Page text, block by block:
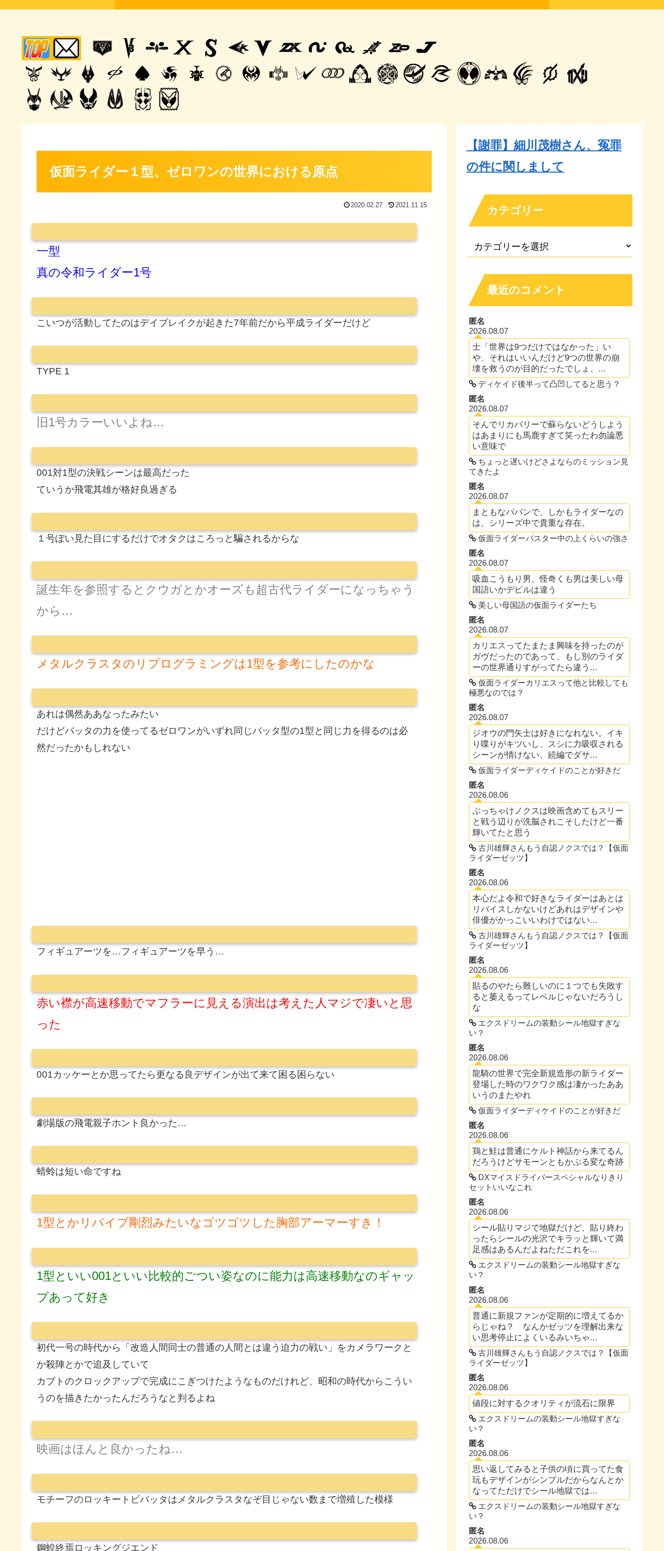
仮面ライダー１型、ゼロワンの世界における原点
2020.02.27 2021.11.15
一型
真の令和ライダー1号
こいつが活動してたのはデイブレイクが起きた7年前だから平成ライダーだけど
TYPE 1
旧1号カラーいいよね…
001対1型の決戦シーンは最高だった
ていうか飛電其雄が格好良過ぎる
１号ぽい見た目にするだけでオタクはころっと騙されるからな
誕生年を参照するとクウガとかオーズも超古代ライダーになっちゃう
から…
メタルクラスタのリプログラミングは1型を参考にしたのかな
あれは偶然ああなったみたい
だけどバッタの力を使ってるゼロワンがいずれ同じバッタ型の1型と同じ力を得るのは必
然だったかもしれない
フィギュアーツを…フィギュアーツを早う…
赤い襟が高速移動でマフラーに見える演出は考えた人マジで凄いと思
った
001カッケーとか思ってたら更なる良デザインが出て来て困る困らない
劇場版の飛電親子ホント良かった…
蜻蛉は短い命ですね
1型とかリバイブ剛烈みたいなゴツゴツした胸部アーマーすき！
1型といい001といい比較的ごつい姿なのに能力は高速移動なのギャッ
プあって好き
初代一号の時代から「改造人間同士の普通の人間とは違う迫力の戦い」をカメラワークと
か殺陣とかで追及していて
カブトのクロックアップで完成にこぎつけたようなものだけれど、昭和の時代からこうい
うのを描きたかったんだろうなと判るよね
映画はほんと良かったね…
モチーフのロッキートビバッタはメタルクラスタなぞ目じゃない数まで増殖した模様
鋼蝗終焉ロッキングジエンド
【謝罪】細川茂樹さん、冤罪
の件に関しまして
カテゴリー
最近のコメント
匿名
2026.08.07
士「世界は9つだけではなかった」い
や、それはいいんだけど9つの世界の崩
壊を救うのが目的だったでしょ、...
ディケイド後半って凸凹してると思う？
匿名
2026.08.07
そんでリカバリーで蘇らないどうしよう
はあまりにも馬鹿すぎて笑ったわ勿論悪
い意味で
ちょっと遅いけどさよならのミッション見
てきたよ
匿名
2026.08.07
まともなパパンで、しかもライダーなの
は、シリーズ中で貴重な存在。
仮面ライダーバスター中の上くらいの強さ
匿名
2026.08.07
吸血こうもり男、怪奇くも男は美しい母
国語いかデビルは違う
美しい母国語の仮面ライダーたち
匿名
2026.08.07
カリエスってたまたま興味を持ったのが
ガヴだったのであって、もし別のライダ
ーの世界通りすがってたら違う...
仮面ライダーカリエスって他と比較しても
極悪なのでは？
匿名
2026.08.07
ジオウの門矢士は好きになれない。イキ
り喋りがキツいし、スシに力吸収される
シーンが情けない、続編でダサ...
仮面ライダーディケイドのことが好きだ
匿名
2026.08.06
ぶっちゃけノクスは映画含めてもスリー
と戦う辺りが洗脳されこそしたけど一番
輝いてたと思う
古川雄輝さんもう自認ノクスでは？【仮面
ライダーゼッツ】
匿名
2026.08.06
本心だよ令和で好きなライダーはあとは
リバイスしかないけどあれはデザインや
俳優がかっこいいわけではない...
古川雄輝さんもう自認ノクスでは？【仮面
ライダーゼッツ】
匿名
2026.08.06
貼るのやたら難しいのに１つでも失敗す
ると萎えるってレベルじゃないだろうし
な
エクスドリームの装動シール地獄すぎな
い？
匿名
2026.08.06
龍騎の世界で完全新規造形の新ライダー
登場した時のワクワク感は凄かったああ
いうのまたやれ
仮面ライダーディケイドのことが好きだ
匿名
2026.08.06
鶏と鮭は普通にケルト神話から来てるん
だろうけどサモーンともかぶる変な奇跡
DXマイスドライバースペシャルなりきり
セットいいなこれ
匿名
2026.08.06
シール貼りマジで地獄だけど、貼り終わ
ったらシールの光沢でキラッと輝いて満
足感はあるんだよねただこれを...
エクスドリームの装動シール地獄すぎな
い？
匿名
2026.08.06
普通に新規ファンが定期的に増えてるか
らじゃね？ なんかゼッツを理解出来な
い思考停止によくいるみいちゃ...
古川雄輝さんもう自認ノクスでは？【仮面
ライダーゼッツ】
匿名
2026.08.06
値段に対するクオリティが流石に限界
エクスドリームの装動シール地獄すぎな
い？
匿名
2026.08.06
思い返してみると子供の頃に買ってた食
玩もデザインがシンプルだからなんとか
なってただけでシール地獄では...
エクスドリームの装動シール地獄すぎな
い？
匿名
2026.08.06